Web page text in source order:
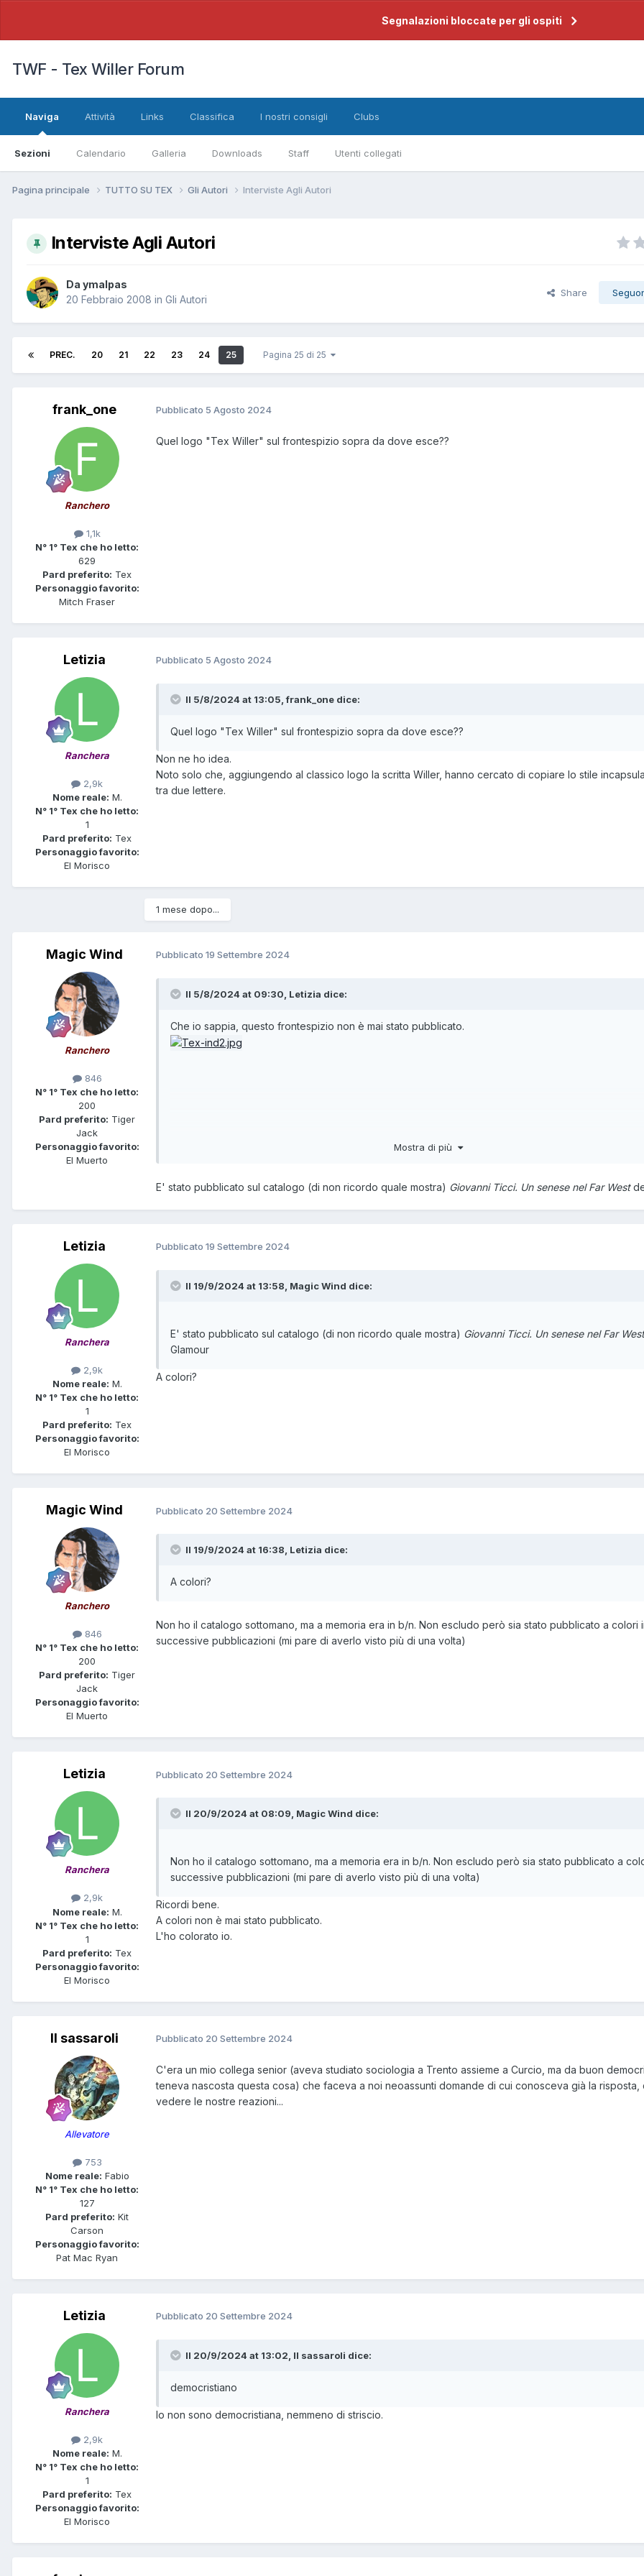
Segnalazioni bloccate per gli ospiti
TWF - Tex Willer Forum
Naviga
Sezioni Calendario Galleria Downloads Staff Utenti collegati
Attività Links Classifica I nostri consigli Clubs
Pagina principale TUTTO SU TEX Gli Autori Interviste Agli Autori
Interviste Agli Autori
Da ymalpas
20 Febbraio 2008 in Gli Autori
Share
PREC. 20 21 22 23 24 25 Pagina 25 di 25
frank_one
Ranchero
1,1k
N° 1° Tex che ho letto:
629
Pard preferito: Tex
Personaggio favorito:
Mitch Fraser
Pubblicato 5 Agosto 2024
Quel logo "Tex Willer" sul frontespizio sopra da dove esce??
Letizia
Ranchera
2,9k
Nome reale: M.
N° 1° Tex che ho letto:
1
Pard preferito: Tex
Personaggio favorito:
El Morisco
Pubblicato 5 Agosto 2024
Il 5/8/2024 at 13:05,frank_one dice:
Quel logo "Tex Willer" sul frontespizio sopra da dove esce??
Non ne ho idea.
Noto solo che, aggiungendo al classico logo la scritta Willer, hanno cercato di copiare lo stile
tra due lettere.
1 mese dopo...
Magic Wind
Ranchero
846
N° 1° Tex che ho letto:
200
Pard preferito: Tiger
Jack
Personaggio favorito:
El Muerto
Pubblicato 19 Settembre 2024
Il 5/8/2024 at 09:30, Letizia dice:
Che io sappia, questo frontespizio non è mai stato pubblicato.
Mostra di più
E' stato pubblicato sul catalogo (di non ricordo quale mostra) Giovanni Ticci. Un senese nel Far West
Letizia
Ranchera
2,9k
Nome reale: M.
N° 1° Tex che ho letto:
1
Pard preferito: Tex
Personaggio favorito:
El Morisco
Pubblicato 19 Settembre 2024
Il 19/9/2024 at 13:58, Magic Wind dice:
E' stato pubblicato sul catalogo (di non ricordo quale mostra) Giovanni Ticci. Un senese nel Far West
Glamour
A colori?
Magic Wind
Ranchero
846
N° 1° Tex che ho letto:
200
Pard preferito: Tiger
Jack
Personaggio favorito:
El Muerto
Pubblicato 20 Settembre 2024
Il 19/9/2024 at 16:38, Letizia dice:
A colori?
Non ho il catalogo sottomano, ma a memoria era in b/n. Non escludo però sia stato pubblicato a colori
successive pubblicazioni (mi pare di averlo visto più di una volta)
Letizia
Ranchera
2,9k
Nome reale: M.
N° 1° Tex che ho letto:
1
Pard preferito: Tex
Personaggio favorito:
El Morisco
Pubblicato 20 Settembre 2024
Il 20/9/2024 at 08:09, Magic Wind dice:
Non ho il catalogo sottomano, ma a memoria era in b/n. Non escludo però sia stato pubblicato a
successive pubblicazioni (mi pare di averlo visto più di una volta)
Ricordi bene.
A colori non è mai stato pubblicato.
L'ho colorato io.
Il sassaroli
Allevatore
753
Nome reale: Fabio
N° 1° Tex che ho letto:
127
Pard preferito: Kit
Carson
Personaggio favorito:
Pat Mac Ryan
Pubblicato 20 Settembre 2024
C'era un mio collega senior (aveva studiato sociologia a Trento assieme a Curcio, ma da buon
teneva nascosta questa cosa) che faceva a noi neoassunti domande di cui conosceva già la risposta,
vedere le nostre reazioni...
Letizia
Ranchera
2,9k
Nome reale: M.
N° 1° Tex che ho letto:
1
Pard preferito: Tex
Personaggio favorito:
El Morisco
Pubblicato 20 Settembre 2024
Il 20/9/2024 at 13:02, Il sassaroli dice:
democristiano
Io non sono democristiana, nemmeno di striscio.